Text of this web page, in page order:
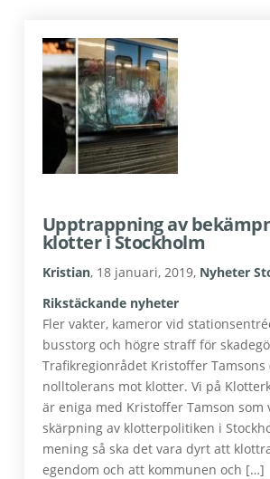
Upptrappning av
klotter i Stockholm
Kristian, 18 januari, 2019, Nyheter
Rikstäckande nyheter
Fler vakter, kameror vid
busstorg och högre straff för
Trafikregionrådet Kristoffer Tamsons
nolltolerans mot klotter. Vi på
är eniga med Kristoffer Tamson som
skärpning av klotterpolitiken i
mening så ska det vara dyrt att
egendom och att kommunen och […]